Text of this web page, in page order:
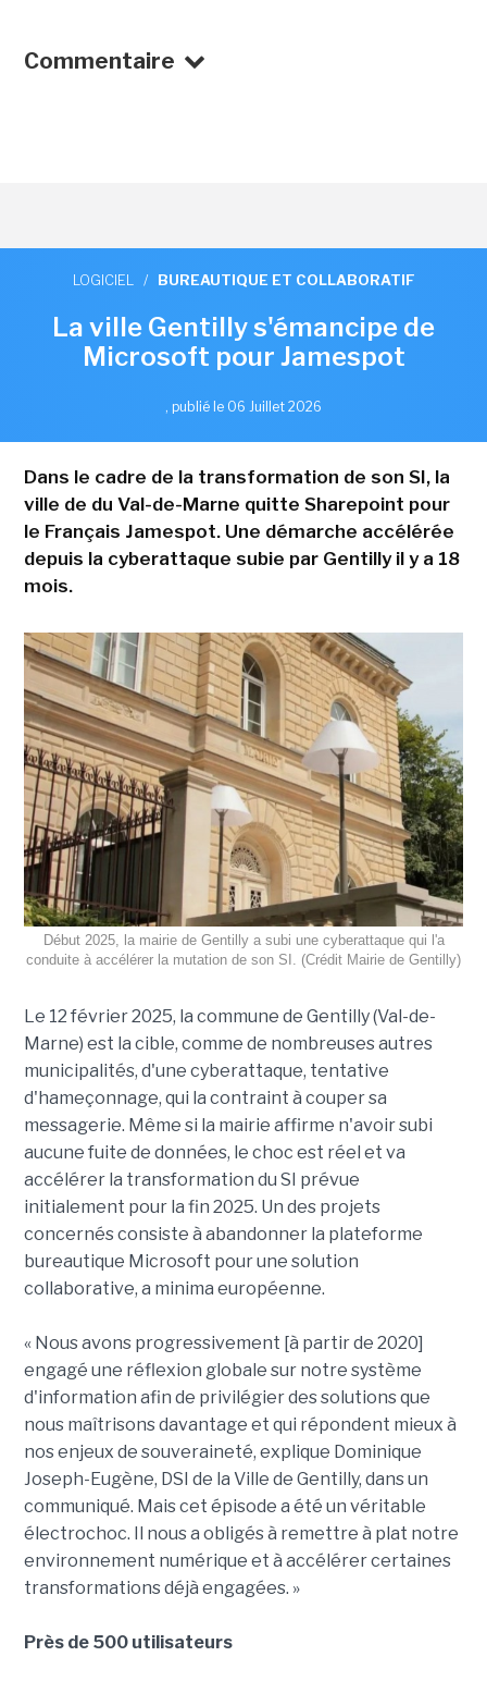
Commentaire
LOGICIEL / BUREAUTIQUE ET COLLABORATIF
La ville Gentilly s'émancipe de
Microsoft pour Jamespot
, publié le 06 Juillet 2026
Dans le cadre de la transformation de son SI, la
ville de du Val-de-Marne quitte Sharepoint pour
le Français Jamespot. Une démarche accélérée
depuis la cyberattaque subie par Gentilly il y a 18
mois.
Début 2025, la mairie de Gentilly a subi une cyberattaque qui l'a
conduite à accélérer la mutation de son SI. (Crédit Mairie de Gentilly)
Le 12 février 2025, la commune de Gentilly (Val-de-
Marne) est la cible, comme de nombreuses autres
municipalités, d'une cyberattaque, tentative
d'hameçonnage, qui la contraint à couper sa
messagerie. Même si la mairie affirme n'avoir subi
aucune fuite de données, le choc est réel et va
accélérer la transformation du SI prévue
initialement pour la fin 2025. Un des projets
concernés consiste à abandonner la plateforme
bureautique Microsoft pour une solution
collaborative, a minima européenne.
« Nous avons progressivement [à partir de 2020]
engagé une réflexion globale sur notre système
d'information afin de privilégier des solutions que
nous maîtrisons davantage et qui répondent mieux à
nos enjeux de souveraineté, explique Dominique
Joseph-Eugène, DSI de la Ville de Gentilly, dans un
communiqué. Mais cet épisode a été un véritable
électrochoc. Il nous a obligés à remettre à plat notre
environnement numérique et à accélérer certaines
transformations déjà engagées. »
Près de 500 utilisateurs